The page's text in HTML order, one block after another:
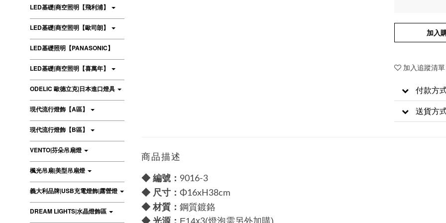
LED基礎|商空照明【飛利浦】
LED基礎|商空照明【歐司朗】
LED基礎照明【PANASONIC】
LED基礎|商空照明【喜萬年】
ODELIC 歐德立克|日本進口燈具
現代流行燈飾【A區】
現代流行燈飾【B區】
VENTO|芬朵吊扇燈
楓光吊扇|美型吊扇燈
義大利品牌|USB充電燈飾|露營燈
DREAM LIGHTS|水晶燈飾區
加入
加入追蹤清單
付款方
送貨方
商品描述
◆ 編號： 9016-3
◆ 尺寸： Φ16xH38cm
◆ 材質： 鋼質鍍鉻
◆ 光源： E14x (燈泡需另外加購)